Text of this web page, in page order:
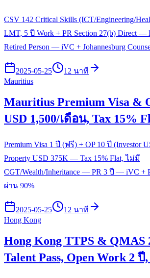
CSV 142 Critical Skills (ICT/Engineering/
LMT, 5 ปี Work + PR Section 27(b) Direct —
Retired Person — iVC + Johannesburg
2025-05-25
12 นาที
Mauritius
Mauritius Premium Visa &
USD 1,500/เดือน, Tax 15%
Premium Visa 1 ปี (ฟรี) + OP 10 ปี (Investor
Property USD 375K — Tax 15% Flat, ไม่มี
CGT/Wealth/Inheritance — PR 3 ปี — iVC +
ผ่าน 90%
2025-05-25
12 นาที
Hong Kong
Hong Kong TTPS & QMAS
Talent Pass, Open Work 2 ปี